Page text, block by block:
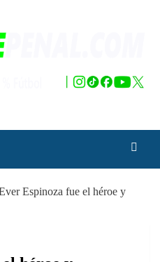
Espinoza fue el héroe y